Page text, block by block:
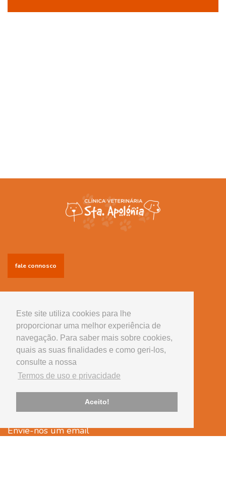
Este site utiliza cookies para lhe
proporcionar uma melhor experiência de
navegação. Para saber mais sobre cookies,
quais as suas finalidades e como geri-los,
consulte a nossa
Termos de uso e privacidade
Aceito!
fale connosco
Conselhos úteis
Serviços
Equipamento
Tem alguma questão?
Telefone
(chamada para rede fixa nacional)
Envie-nos um email